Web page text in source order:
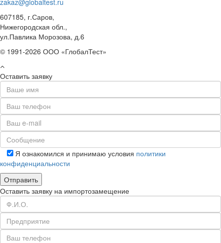
zakaz@globaltest.ru
607185, г.Саров,
Нижегородская обл.,
ул.Павлика Морозова, д.6
© 1991-2026 ООО «ГлобалТест»
Оставить заявку
Я ознакомился и принимаю условия политики
конфиденциальности
Оставить заявку на импортозамещение